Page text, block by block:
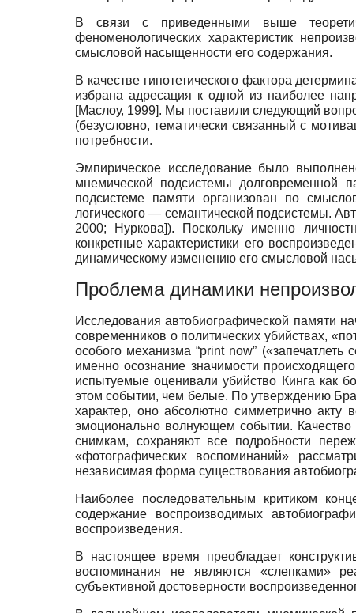
В связи с приведенными выше
феноменологических характеристик
смысловой насыщенности его содержания.
В качестве гипотетического фактора
избрана адресация к одной из наиболее
[Маслоу, 1999]. Мы поставили следующий
(безусловно, тематически связанный с
потребности.
Эмпирическое исследование было
мнемической подсистемы долговременной
подсистеме памяти организован по
логического — семантической подсистемы.
2000; Нуркова]). Поскольку именно
конкретные характеристики его
динамическому изменению его смысловой
Проблема динамики
Исследования автобиографической памяти
современников о политических убийствах,
особого механизма “print now”
именно осознание значимости
испытуемые оценивали убийство Кинга как
этом событии, чем белые. По утверждению
характер, оно абсолютно симметрично акту
эмоционально волнующем событии.
снимкам, сохраняют все подробности
«фотографических воспоминаний»
независимая форма существования
Наиболее последовательным критиком
содержание воспроизводимых
воспроизведения.
В настоящее время преобладает
воспоминания не являются «слепками»
субъективной достоверности